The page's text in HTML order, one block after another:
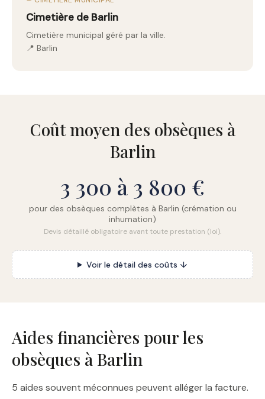
Cimetière de Barlin
Cimetière municipal géré par la ville.
📍 Barlin
Coût moyen des obsèques à
Barlin
3 300 à 3 800 €
pour des obsèques complètes à Barlin (crémation ou
inhumation)
Devis détaillé obligatoire avant toute prestation (loi).
Voir le détail des coûts ↓
Aides financières pour les
obsèques à Barlin
5 aides souvent méconnues peuvent alléger la facture.